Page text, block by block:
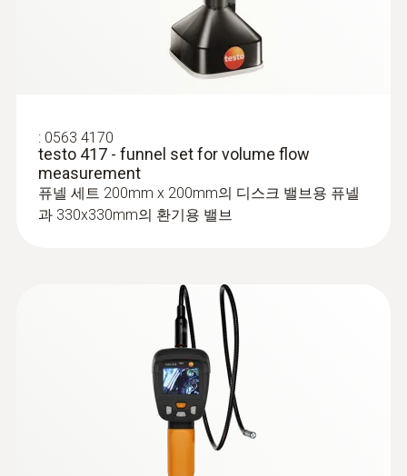
:0560 1549
testo 549 i - 고압 게이지 측정기(스마트
프로브)
냉동 시스템의 냉매 압력(고압/저압) 측정 가
: 0563 4170
testo 417 - funnel set for volume flow
measurement
퓨넬 세트 200mm x 200mm의 디스크 밸브용 퓨넬
과 330x330mm의 환기용 밸브